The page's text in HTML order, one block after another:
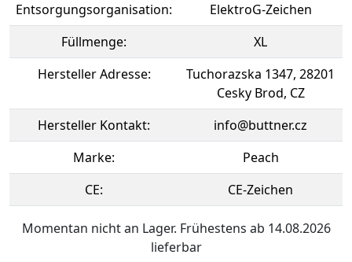
Entsorgungsorganisation:
ElektroG-Zeichen
Füllmenge:
XL
Hersteller Adresse:
Tuchorazska 1347, 28201
Cesky Brod, CZ
Hersteller Kontakt:
info@buttner.cz
Marke:
Peach
CE:
CE-Zeichen
Momentan nicht an Lager. Frühestens ab 14.08.2026
lieferbar